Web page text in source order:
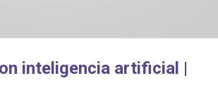
inteligencia artificial |